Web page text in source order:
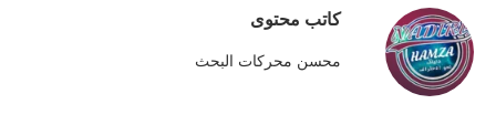
كاتب محتوى
محسن محركات البحث